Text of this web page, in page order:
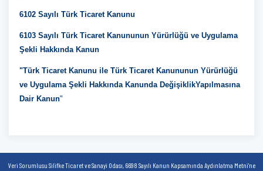
6102 Sayılı Türk Ticaret Kanunu
6103 Sayılı Türk Ticaret Kanununun Yürürlüğü ve Uygulama
Şekli Hakkında Kanun
"Türk Ticaret Kanunu ile Türk Ticaret Kanununun Yürürlüğü
ve Uygulama Şekli Hakkında Kanunda DeğişiklikYapılmasına
Dair Kanun"
Veri Sorumlusu Silifke Ticaret ve Sanayi Odası, 6698 Sayılı Kanun Kapsamında Aydınlatma Metni'ne